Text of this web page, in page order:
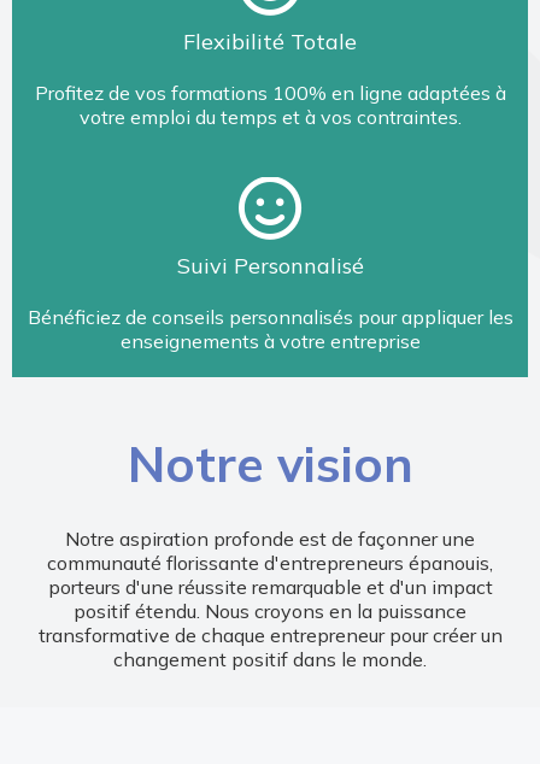
Flexibilité Totale
Profitez de vos formations 100% en ligne adaptées à
votre emploi du temps et à vos contraintes.
Suivi Personnalisé
Bénéficiez de conseils personnalisés pour appliquer les
enseignements à votre entreprise
Notre vision
Notre aspiration profonde est de façonner une
communauté florissante d'entrepreneurs épanouis,
porteurs d'une réussite remarquable et d'un impact
positif étendu. Nous croyons en la puissance
transformative de chaque entrepreneur pour créer un
changement positif dans le monde.